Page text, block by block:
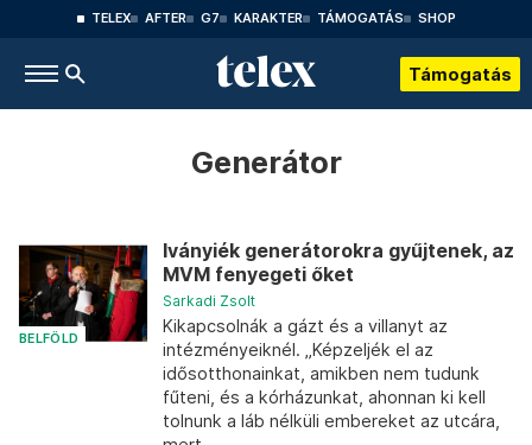
TELEX AFTER G7 KARAKTER TÁMOGATÁS SHOP
Támogatás
Generátor
BELFÖLD
Iványiék generátorokra gyűjtenek, az
MVM fenyegeti őket
Sarkadi Zsolt
Kikapcsolnák a gázt és a villanyt az
intézményeiknél. „Képzeljék el az
idősotthonainkat, amikben nem tudunk
fűteni, és a kórházunkat, ahonnan ki kell
tolnunk a láb nélküli embereket az utcára,